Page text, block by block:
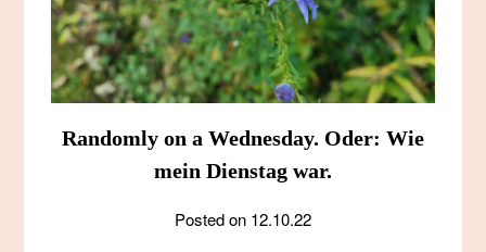
Randomly on a Wednesday. Oder: Wie
mein Dienstag war.
Posted on 12.10.22